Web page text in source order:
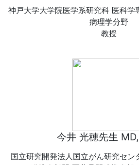
神戸大学大学院医学系研究科 医科学
病理学分野
教授
今井 光穂先生
国立研究開発法人国立がん研究セン